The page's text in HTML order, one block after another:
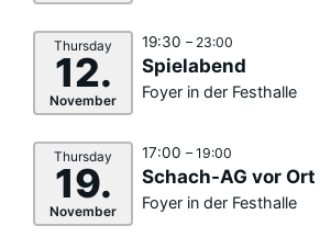
Thursday
12.
November
19:30 – 23:00
Spielabend
Foyer in der Festhalle
Thursday
19.
November
17:00 – 19:00
Schach-AG vor Ort
Foyer in der Festhalle